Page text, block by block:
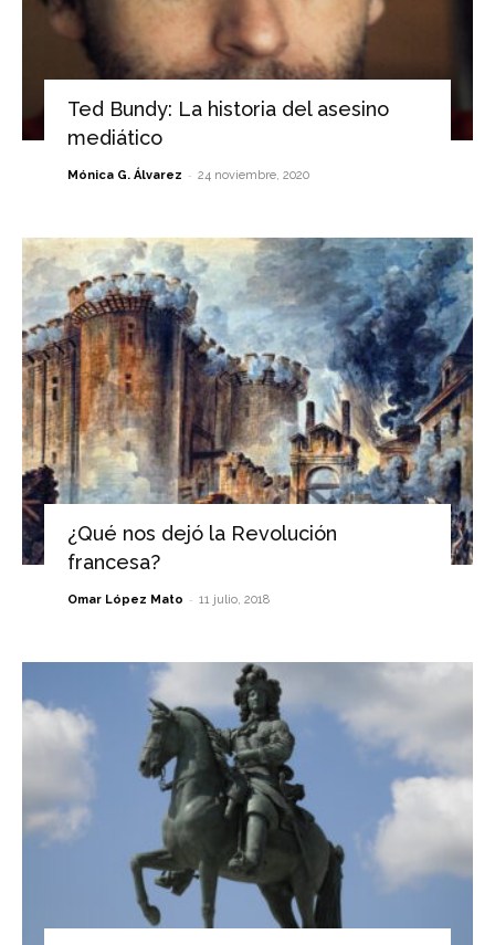
Ted Bundy: La historia del asesino
mediático
Mónica G. Álvarez - 24 noviembre, 2020
¿Qué nos dejó la Revolución
francesa?
Omar López Mato - 11 julio, 2018